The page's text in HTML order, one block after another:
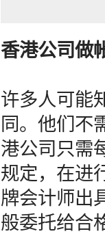
香港公司做
许多人可能
同。他们不
港公司只需
规定，在进
牌会计师出
般委托给合